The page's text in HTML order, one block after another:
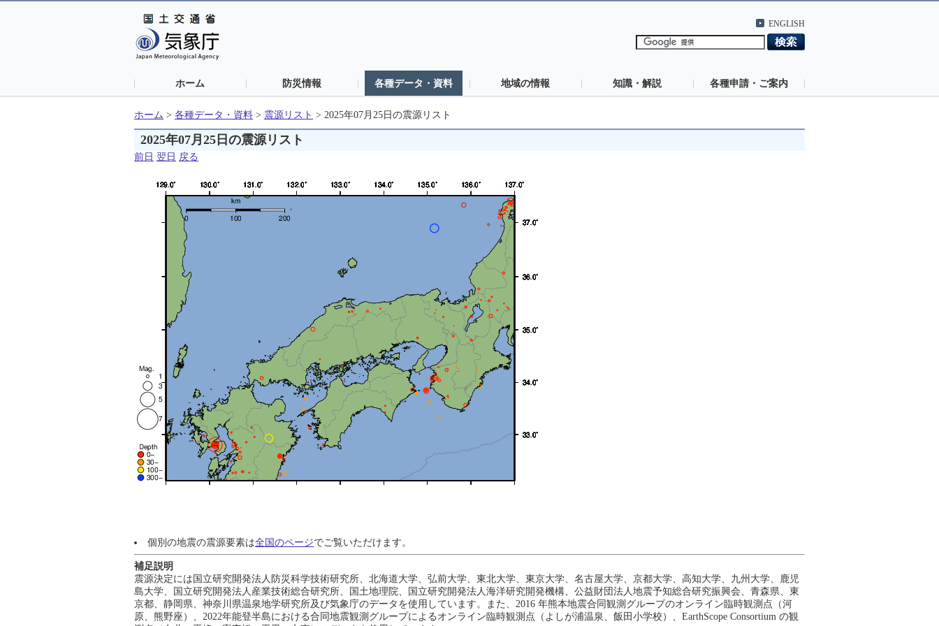
ENGLISH
ホーム 防災情報 各種データ・資料 地域の情報 知識・解説 各種申請・ご案内
ホーム > 各種データ・資料 > 震源リスト > 2025年07月25日の震源リスト
2025年07月25日の震源リスト
前日 翌日 戻る
個別の地震の震源要素は全国のページでご覧いただけます。
補足説明
震源決定には国立研究開発法人防災科学技術研究所、北海道大学、弘前大学、東北大学、東京大学、名古屋大学、京都大学、高知大学、九州大学、鹿児
島大学、国立研究開発法人産業技術総合研究所、国土地理院、国立研究開発法人海洋研究開発機構、公益財団法人地震予知総合研究振興会、青森県、東
京都、静岡県、神奈川県温泉地学研究所及び気象庁のデータを使用しています。また、2016 年熊本地震合同観測グループのオンライン臨時観測点（河
原、熊野座）、2022年能登半島における合同地震観測グループによるオンライン臨時観測点（よしが浦温泉、飯田小学校）、EarthScope Consortium の観